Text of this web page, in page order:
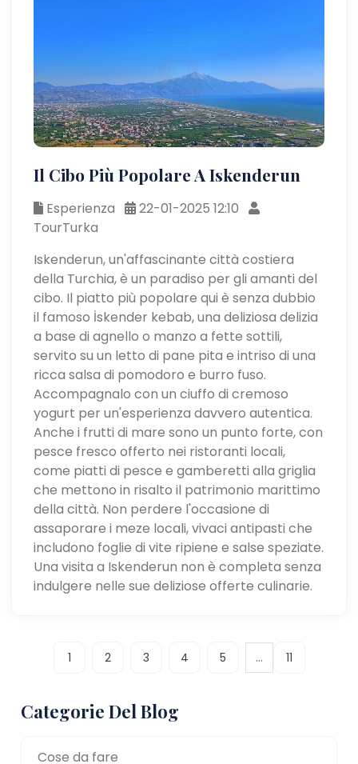
Il Cibo Più Popolare A Iskenderun
Esperienza
22-01-2025 12:10
TourTurka
Iskenderun, un'affascinante città costiera
della Turchia, è un paradiso per gli amanti del
cibo. Il piatto più popolare qui è senza dubbio
il famoso İskender kebab, una deliziosa delizia
a base di agnello o manzo a fette sottili,
servito su un letto di pane pita e intriso di una
ricca salsa di pomodoro e burro fuso.
Accompagnalo con un ciuffo di cremoso
yogurt per un'esperienza davvero autentica.
Anche i frutti di mare sono un punto forte, con
pesce fresco offerto nei ristoranti locali,
come piatti di pesce e gamberetti alla griglia
che mettono in risalto il patrimonio marittimo
della città. Non perdere l'occasione di
assaporare i meze locali, vivaci antipasti che
includono foglie di vite ripiene e salse speziate.
Una visita a Iskenderun non è completa senza
indulgere nelle sue deliziose offerte culinarie.
1 2 3 4 5 ... 11
Categorie Del Blog
Cose da fare